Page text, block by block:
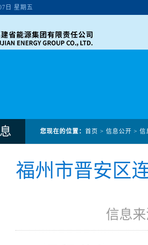
您现在的位置： 首页 > 信息公开 > 信
福州市晋安区
信息